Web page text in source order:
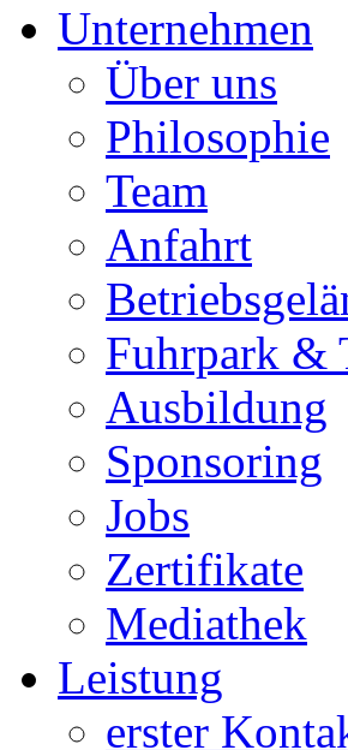
Unternehmen
Über uns
Philosophie
Team
Anfahrt
Fuhrpark &
Ausbildung
Sponsoring
Jobs
Zertifikate
Mediathek
Leistung
erster